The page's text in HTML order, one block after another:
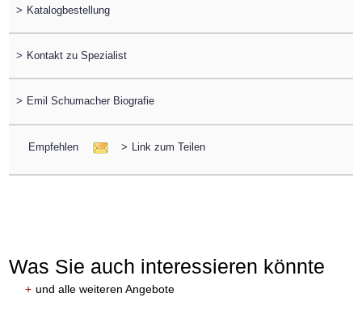
> Katalogbestellung
> Kontakt zu Spezialist
> Emil Schumacher Biografie
Empfehlen > Link zum Teilen
Was Sie auch interessieren könnte
+ und alle weiteren Angebote